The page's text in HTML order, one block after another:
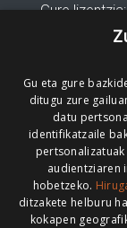
Gure lizentzia
HONI BURUZ
ARAUAK
Gu eta gure
ditugu zure
datu
identifikatzaile
audientziaren
hobetzeko.
ditzakete helburu
kokapen